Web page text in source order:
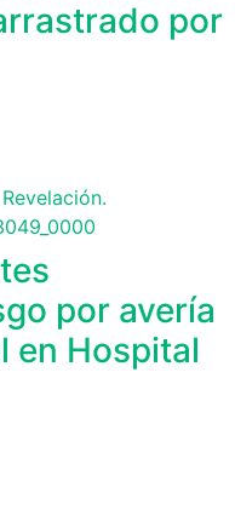
por
por avería
en Hospital